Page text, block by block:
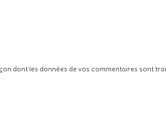
dont les données de vos commentaires sont